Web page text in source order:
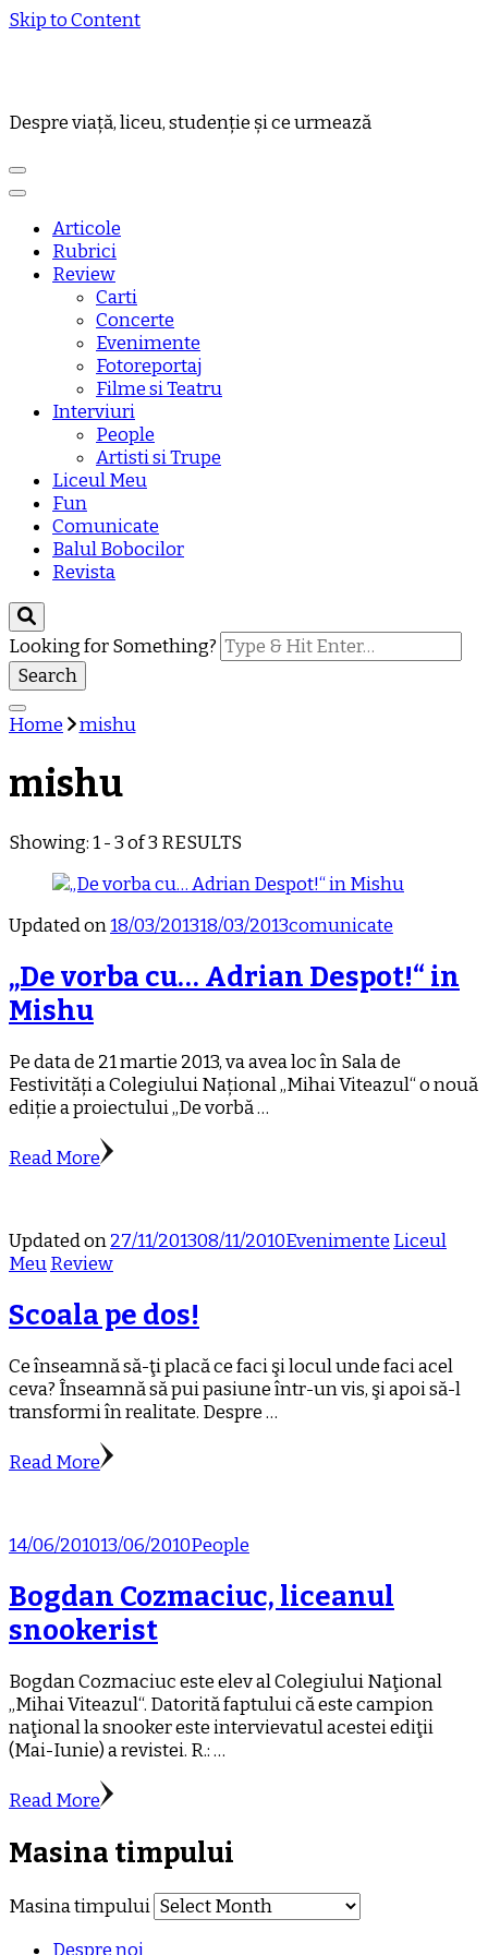
Skip to Content
Despre viață, liceu, studenție și ce urmează
Articole
Rubrici
Review
Carti
Concerte
Evenimente
Fotoreportaj
Filme si Teatru
Interviuri
People
Artisti si Trupe
Liceul Meu
Fun
Comunicate
Balul Bobocilor
Revista
Looking for Something?
Home mishu
mishu
Showing: 1 - 3 of 3 RESULTS
Updated on18/03/201318/03/2013comunicate
„De vorba cu… Adrian Despot!“ in
Mishu
Pe data de 21 martie 2013, va avea loc în Sala de
Festivități a Colegiului Național „Mihai Viteazul“ o nouă
ediție a proiectului „De vorbă …
Read More
Updated on27/11/201308/11/2010Evenimente Liceul
MeuReview
Scoala pe dos!
Ce înseamnă să-ţi placă ce faci şi locul unde faci acel
ceva? Înseamnă să pui pasiune într-un vis, şi apoi să-l
transformi în realitate. Despre …
Read More
14/06/201013/06/2010People
Bogdan Cozmaciuc, liceanul
snookerist
Bogdan Cozmaciuc este elev al Colegiului Naţional
„Mihai Viteazul“. Datorită faptului că este campion
naţional la snooker este intervievatul acestei ediţii
(Mai-Iunie) a revistei. R.: …
Read More
Masina timpului
Masina timpului
Despre noi